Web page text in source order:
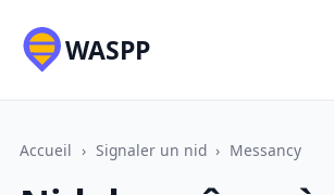
WASPP
Accueil › Signaler un nid › Messancy